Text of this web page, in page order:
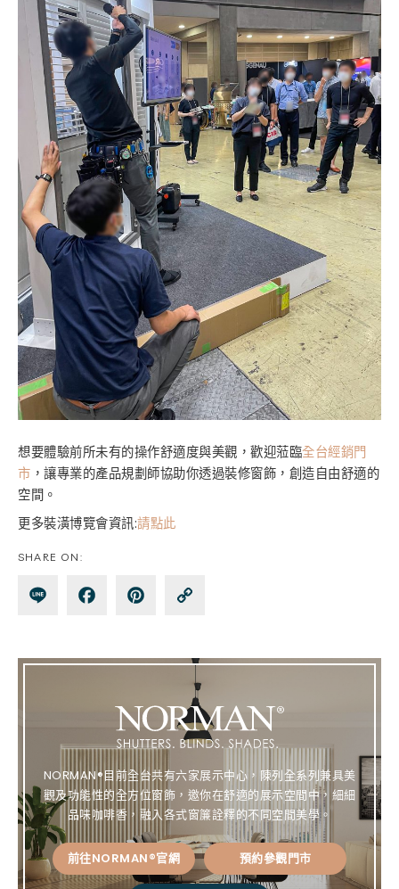
想要體驗前所未有的操作舒適度與美觀，歡迎蒞臨全台經銷門
市 ，讓專業的產品規劃師協助你透過裝修窗飾，創造自由舒適的
空間。
更多裝潢博覽會資訊:請點此
SHARE ON:
Lin Fa
ok
Pin
st k
NORMAN®目前全台共有六家展示中心，陳列全系列兼具美
觀及功能性的全方位窗飾，邀你在舒適的展示空間中，細細
品味咖啡香，融入各式窗簾詮釋的不同空間美學。
前往NORMAN®官網 預約參觀門市